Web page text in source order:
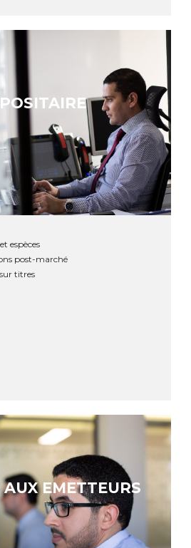
espèces
post-marché
titres
AUX EMETTEURS